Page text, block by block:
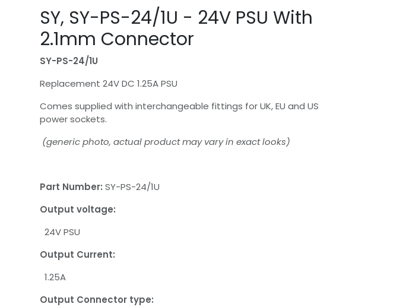
SY, SY-PS-24/1U - 24V PSU With
2.1mm Connector
SY-PS-24/1U
Replacement 24V DC 1.25A PSU
Comes supplied with interchangeable fittings for UK, EU and US
power sockets.
(generic photo, actual product may vary in exact looks)
Part Number: SY-PS-24/1U
Output voltage:
24V PSU
Output Current:
1.25A
Output Connector type: